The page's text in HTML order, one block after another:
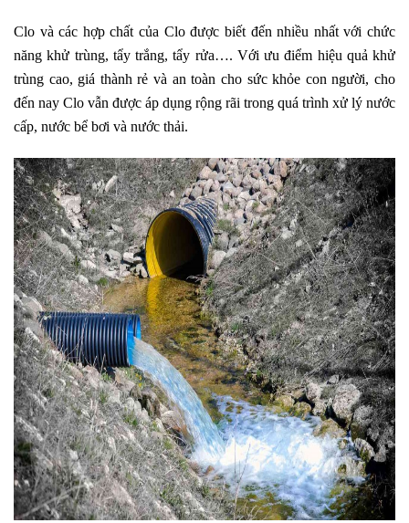
Clo và các hợp chất của Clo được biết đến nhiều nhất với chức
năng khử trùng, tẩy trắng, tẩy rửa…. Với ưu điểm hiệu quả khử
trùng cao, giá thành rẻ và an toàn cho sức khỏe con người, cho
đến nay Clo vẫn được áp dụng rộng rãi trong quá trình xử lý nước
cấp, nước bể bơi và nước thải.